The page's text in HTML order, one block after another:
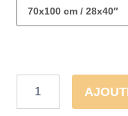
70x100 cm / 28x40″